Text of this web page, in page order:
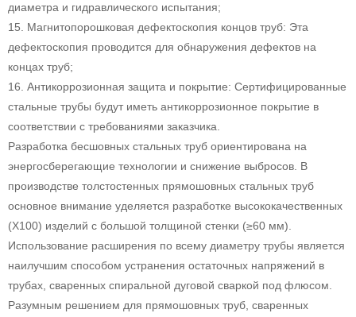
диаметра и гидравлического испытания;
15. Магнитопорошковая дефектоскопия концов труб: Эта
дефектоскопия проводится для обнаружения дефектов на
концах труб;
16. Антикоррозионная защита и покрытие: Сертифицированные
стальные трубы будут иметь антикоррозионное покрытие в
соответствии с требованиями заказчика.
Разработка бесшовных стальных труб ориентирована на
энергосберегающие технологии и снижение выбросов. В
производстве толстостенных прямошовных стальных труб
основное внимание уделяется разработке высококачественных
(X100) изделий с большой толщиной стенки (≥60 мм).
Использование расширения по всему диаметру трубы является
наилучшим способом устранения остаточных напряжений в
трубах, сваренных спиральной дуговой сваркой под флюсом.
Разумным решением для прямошовных труб, сваренных